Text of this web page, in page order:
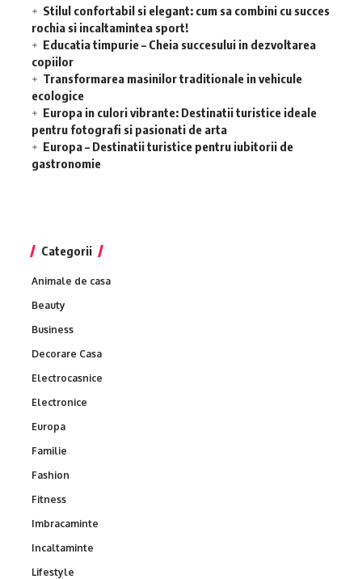
Stilul confortabil si elegant: cum sa combini cu succes
rochia si incaltamintea sport!
Educatia timpurie – Cheia succesului in dezvoltarea
copiilor
Transformarea masinilor traditionale in vehicule
ecologice
Europa in culori vibrante: Destinatii turistice ideale
pentru fotografi si pasionati de arta
Europa – Destinatii turistice pentru iubitorii de
gastronomie
Categorii
Animale de casa
Beauty
Business
Decorare Casa
Electrocasnice
Electronice
Europa
Familie
Fashion
Fitness
Imbracaminte
Incaltaminte
Lifestyle